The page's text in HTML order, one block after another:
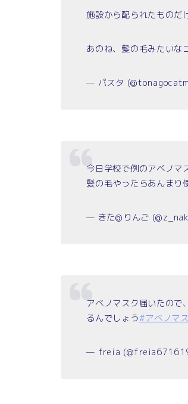
施設から配られたものだ
あのね、髪の毛みたいな
— パスタ
今日学校で例のアベノマ
髪の毛やったらあんまり
— きた@りんご
アベノマスク届いたので
るんでしょう#アベノマ
— freia